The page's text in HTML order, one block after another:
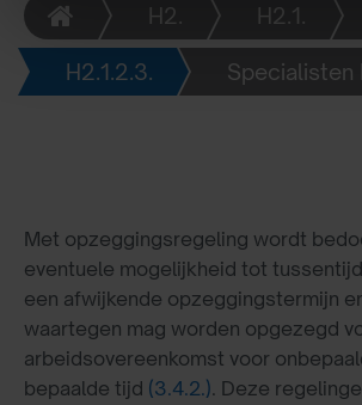
H2. H2.1.
H2.1.2.3. Specialisten
Met opzeggingsregeling wordt
eventuele mogelijkheid tot
een afwijkende opzeggingstermijn
waartegen mag worden opgezegd
arbeidsovereenkomst voor
bepaalde tijd (3.4.2.). Deze